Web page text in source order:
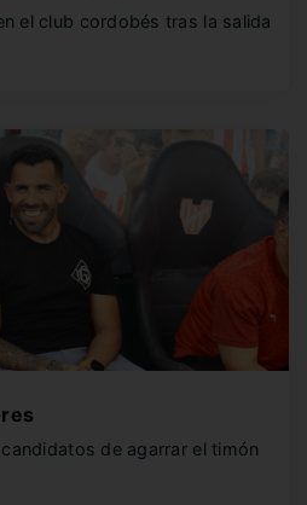
el club cordobés tras la salida
de agarrar el timón